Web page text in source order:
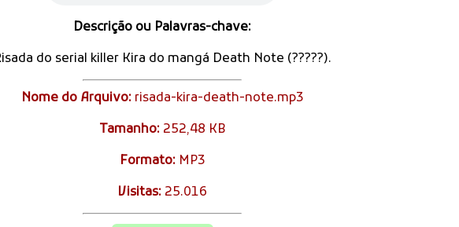
Descrição ou Palavras-chave:
do serial killer Kira do mangá Death Note (?????).
Nome do Arquivo:risada-kira-death-note.mp3
Tamanho:252,48 KB
Formato:MP3
Visitas:25.016